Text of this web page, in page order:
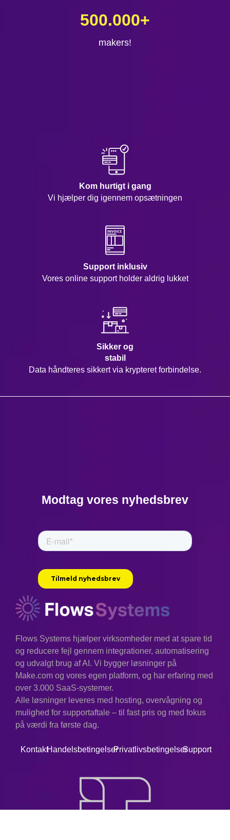
makers!
500.000+
Kom hurtigt i gang
Vi hjælper dig igennem opsætningen
Support inklusiv
Vores online support holder aldrig lukket
Sikker og
stabil
Data håndteres sikkert via krypteret forbindelse.
Modtag vores nyhedsbrev
Flows Systems hjælper virksomheder med at spare tid
og reducere fejl gennem integrationer, automatisering
og udvalgt brug af AI. Vi bygger løsninger på
Make.com og vores egen platform, og har erfaring med
over 3.000 SaaS-systemer.
Alle løsninger leveres med hosting, overvågning og
mulighed for supportaftale – til fast pris og med fokus
på værdi fra første dag.
KontaktHandelsbetingelserPrivatlivsbetingelserSupport